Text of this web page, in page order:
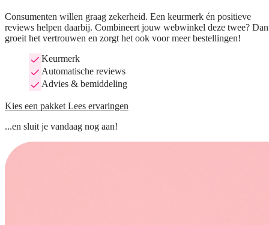
Consumenten willen graag zekerheid. Een keurmerk én positieve
reviews helpen daarbij. Combineert jouw webwinkel deze twee? Dan
groeit het vertrouwen en zorgt het ook voor meer bestellingen!
Keurmerk
Automatische reviews
Advies & bemiddeling
Kies een pakket Lees ervaringen
...en sluit je vandaag nog aan!